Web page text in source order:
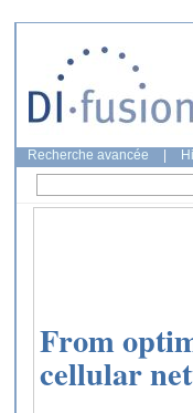
Recherche avancée
From
cellular